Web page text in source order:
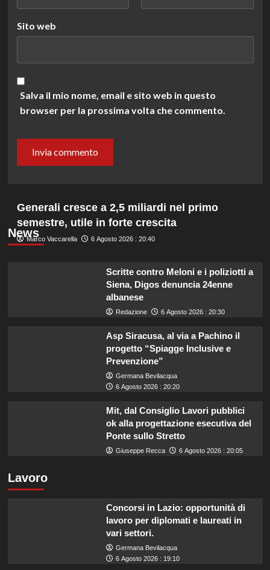
Sito web
Salva il mio nome, email e sito web in questo
browser per la prossima volta che commento.
News
Generali cresce a 2,5 miliardi nel primo
semestre, utile in forte crescita
Marco Vaccarella 6 Agosto 2026 : 20:40
Scritte contro Meloni e i poliziotti a
Siena, Digos denuncia 24enne
albanese
Redazione 6 Agosto 2026 : 20:30
Asp Siracusa, al via a Pachino il
progetto “Spiagge Inclusive e
Prevenzione”
Germana Bevilacqua
6 Agosto 2026 : 20:20
Mit, dal Consiglio Lavori pubblici
ok alla progettazione esecutiva del
Ponte sullo Stretto
Giuseppe Recca 6 Agosto 2026 : 20:05
Lavoro
Concorsi in Lazio: opportunità di
lavoro per diplomati e laureati in
vari settori.
Germana Bevilacqua
6 Agosto 2026 : 19:10